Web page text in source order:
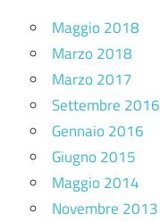
Maggio 2018
Marzo 2018
Marzo 2017
Settembre 2016
Gennaio 2016
Giugno 2015
Maggio 2014
Novembre 2013